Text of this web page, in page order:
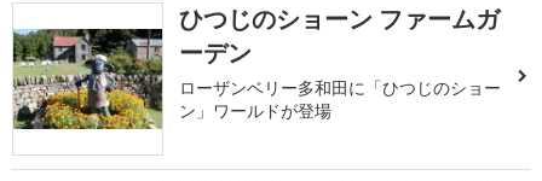
ひつじのショーン ファームガ
ーデン
ローザンベリー多和田に「ひつじのショー
ン」ワールドが登場